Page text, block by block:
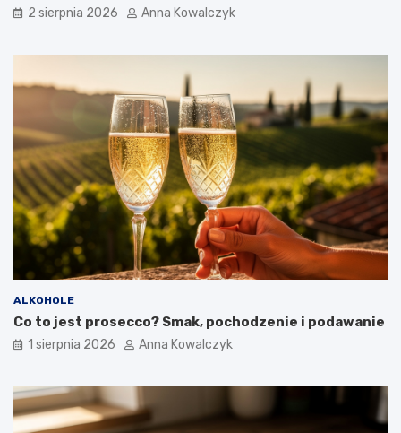
2 sierpnia 2026 Anna Kowalczyk
ALKOHOLE
Co to jest prosecco? Smak, pochodzenie i podawanie
1 sierpnia 2026 Anna Kowalczyk